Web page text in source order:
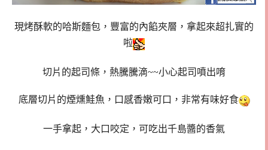
現烤酥軟的哈斯麵包，豐富的內餡夾層，拿起來超扎實的
啦
切片的起司條，熱騰騰滴~~小心起司噴出唷
底層切片的煙燻鮭魚，口感香嫩可口，非常有味好食
一手拿起，大口咬定，可吃出千島醬的香氣